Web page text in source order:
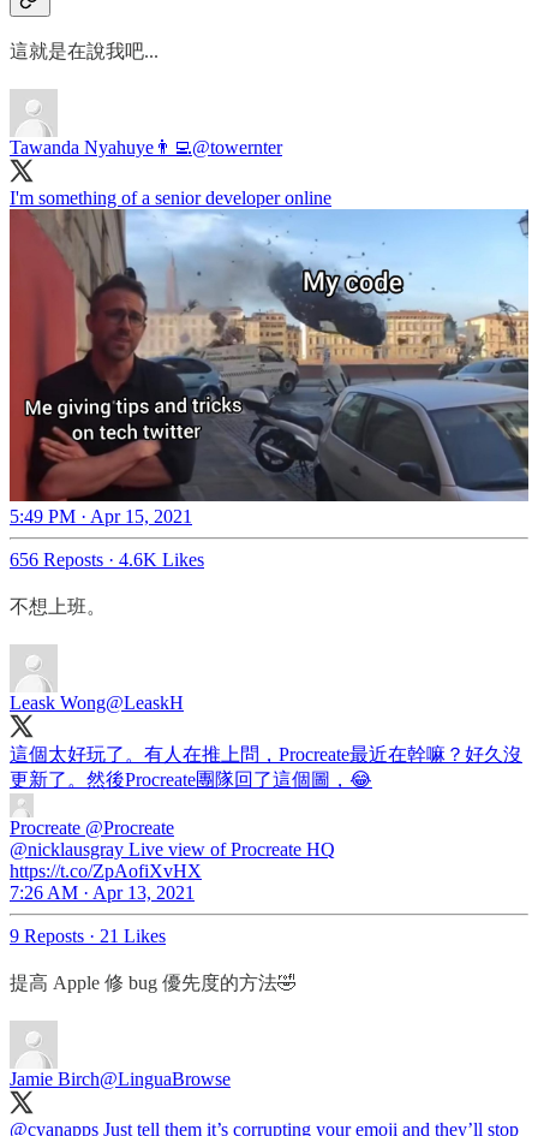
這就是在說我吧...
Tawanda Nyahuye👨‍💻@towernter
I'm something of a senior developer online
5:49 PM · Apr 15, 2021
656 Reposts · 4.6K Likes
不想上班。
Leask Wong@LeaskH
這個太好玩了。有人在推上問，Procreate最近在幹嘛？好久沒
更新了。然後Procreate團隊回了這個圖，😂
Procreate @Procreate
@nicklausgray Live view of Procreate HQ
https://t.co/ZpAofiXvHX
7:26 AM · Apr 13, 2021
9 Reposts · 21 Likes
提高 Apple 修 bug 優先度的方法🤣
Jamie Birch@LinguaBrowse
@cyanapps Just tell them it’s corrupting your emoji and they’ll stop